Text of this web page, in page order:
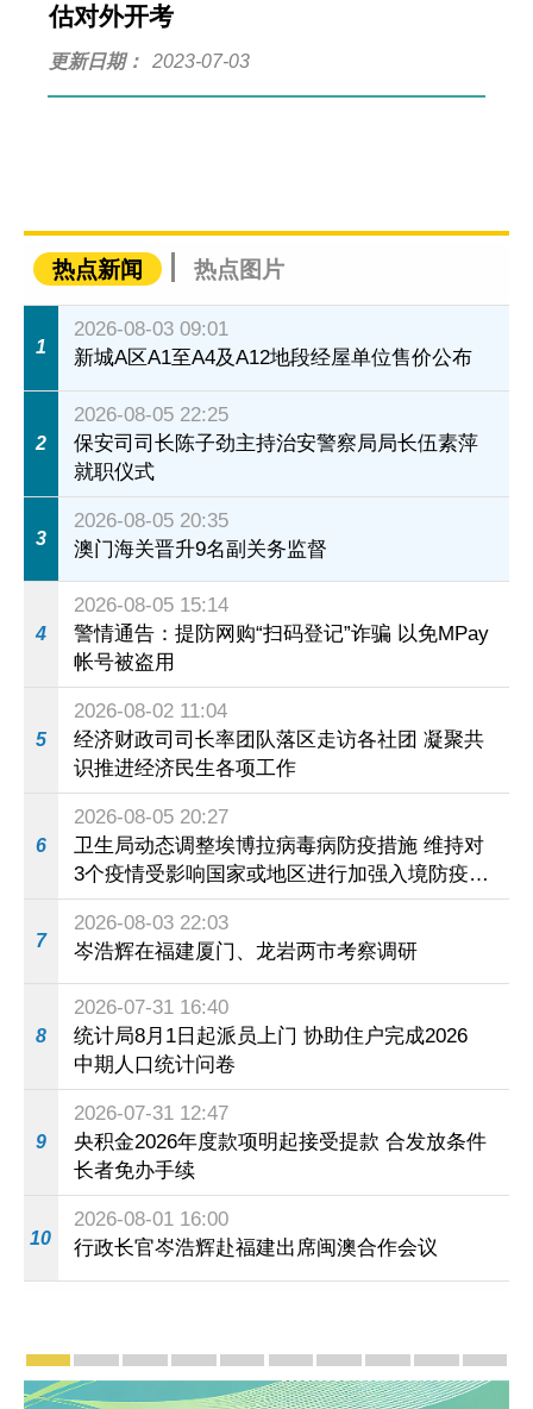
估对外开考
更新日期 2023-07-03
热点新闻 热点图片
1
2026-08-03 09:01
新城A区A1至A4及A12地段经屋单位售价公布
2
2026-08-05 22:25
保安司司长陈子劲主持治安警察局局长伍素萍
就职仪式
3
2026-08-05 20:35
澳门海关晋升9名副关务监督
4
2026-08-05 15:14
警情通告：提防网购“扫码登记”诈骗 以免MPay
帐号被盗用
5
2026-08-02 11:04
经济财政司司长率团队落区走访各社团 凝聚共
识推进经济民生各项工作
6
2026-08-05 20:27
卫生局动态调整埃博拉病毒病防疫措施 维持对
3个疫情受影响国家或地区进行加强入境防疫措
施
7
2026-08-03 22:03
岑浩辉在福建厦门、龙岩两市考察调研
8
2026-07-31 16:40
统计局8月1日起派员上门 协助住户完成2026
中期人口统计问卷
9
2026-07-31 12:47
央积金2026年度款项明起接受提款 合发放条件
长者免办手续
10
2026-08-01 16:00
行政长官岑浩辉赴福建出席闽澳合作会议
宣传及推广
赓续中葡传统友谊 续写“一国两制”新篇章 — 澳门“
澳门名片集
行政长官岑浩辉11月18日发表2026年施
施政特写澳门特别行政区经济和社会发
横琴粤澳深度合作区专题
施政小讲堂
走进澳门澳门相簿
《澳